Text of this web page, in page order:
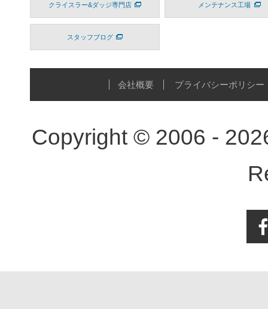
クライスラー&ダッジ専門店 メンテナンス工場
スタッフブログ
会社概要 プライバシーポリシー
Copyright © 2006 -